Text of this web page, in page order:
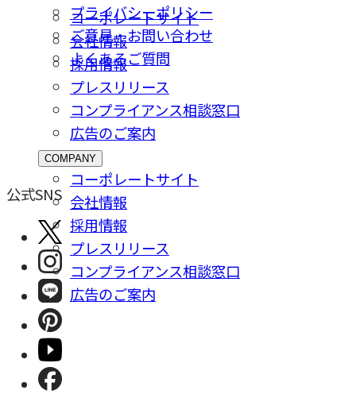
プライバシーポリシー
ご意⾒・お問い合わせ
よくあるご質問
コーポレートサイト
会社情報
採⽤情報
プレスリリース
コンプライアンス相談窓⼝
広告のご案内
COMPANY
コーポレートサイト
会社情報
採⽤情報
プレスリリース
コンプライアンス相談窓⼝
広告のご案内
公式SNS